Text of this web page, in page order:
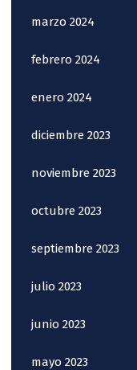
marzo 2024
febrero 2024
enero 2024
diciembre 2023
noviembre 2023
octubre 2023
septiembre 2023
julio 2023
junio 2023
mayo 2023